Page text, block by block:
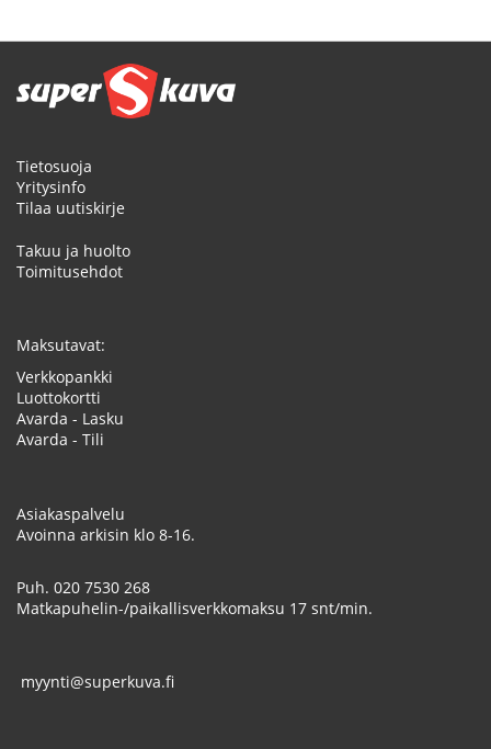
Tietosuoja
Yritysinfo
Tilaa uutiskirje
Takuu ja huolto
Toimitusehdot
Maksutavat:
Verkkopankki
Luottokortti
Avarda - Lasku
Avarda - Tili
Asiakaspalvelu
Avoinna arkisin klo 8-16.
Puh. 020 7530 268
Matkapuhelin-/paikallisverkkomaksu 17 snt/min.
myynti@superkuva.fi